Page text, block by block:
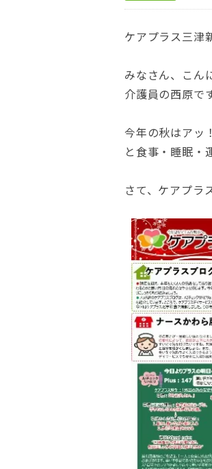
ケアプラス三津
みなさん、こん
介護員の西原です
今年の秋はアッ
と食事・睡眠・
さて、ケアプラ